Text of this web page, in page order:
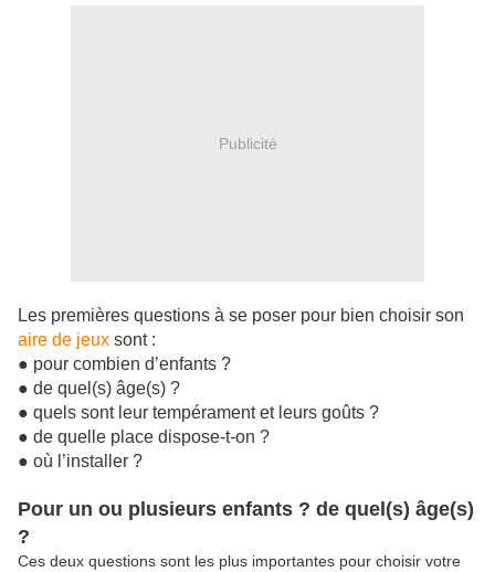
Publicité
Les premières questions à se poser pour bien choisir son
aire de jeux sont :
● pour combien d’enfants ?
● de quel(s) âge(s) ?
● quels sont leur tempérament et leurs goûts ?
● de quelle place dispose-t-on ?
● où l’installer ?
Pour un ou plusieurs enfants ? de quel(s) âge(s)
?
Ces deux questions sont les plus importantes pour choisir votre